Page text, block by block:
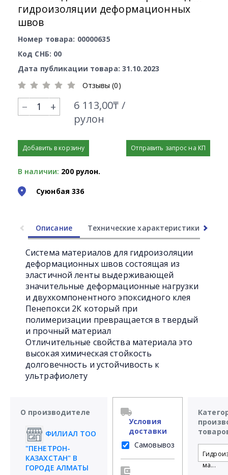
гидроизоляции деформационных
швов
Номер товара: 00000635
Код СНБ: 00
Дата публикации товара: 31.10.2023
Отзывы (0)
+
6 113,00₸ /
рулон
Добавить в корзину Отправить запрос на КП
В наличии: 200 рулон.
Суюнбая 336
Описание Технические характеристики
Система материалов для гидроизоляции
деформационных швов состоящая из
эластичной ленты выдерживающей
значительные деформационные нагрузки
и двухкомпонентного эпоксидного клея
Пенепокси 2К который при
полимеризации превращается в твердый
и прочный материал
Отличительные свойства материала это
высокая химическая стойкость
долговечность и устойчивость к
ультрафиолету
О производителе
ФИЛИАЛ ТОО
"ПЕНЕТРОН-
КАЗАХСТАН" В
ГОРОДЕ АЛМАТЫ
Условия
доставки
Самовывоз
ма...